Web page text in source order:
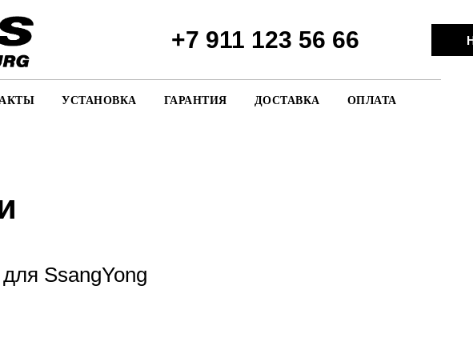
+7 911 123 56 66
УСТАНОВКА ГАРАНТИЯ ДОСТАВКА ОПЛАТА
SsangYong